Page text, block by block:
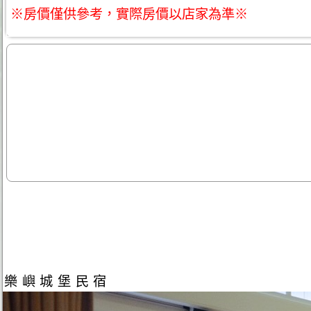
※房價僅供參考，實際房價以店家為準※
樂嶼城堡民宿